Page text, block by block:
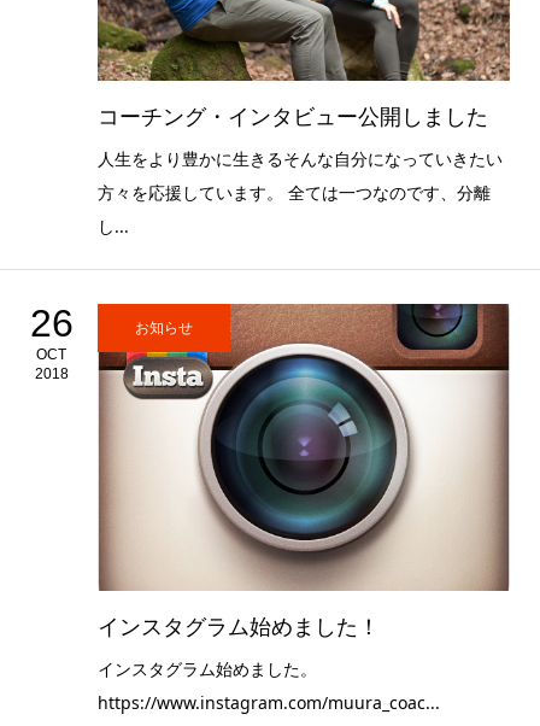
コーチング・インタビュー公開しました
人生をより豊かに生きるそんな自分になっていきたい
方々を応援しています。 全ては一つなのです、分離
し...
26
OCT
2018
お知らせ
インスタグラム始めました！
インスタグラム始めました。
https://www.instagram.com/muura_coac...